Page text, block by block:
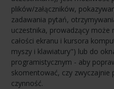
plików/załączników,
zadawania pytań,
uczestnika, prowadzący może
całości ekranu i kursora
myszy i klawiatury") lub do
programistycznym - aby
skomentować, czy zwyczajnie
czynność.